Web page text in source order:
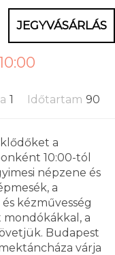
JEGYVÁSÁRLÁS
1 Időtartam 90
a
10:00-tól
népzene és
a
kézművesség
a
Budapest
várja